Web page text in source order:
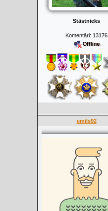
Stāstnieks
Komentāri: 13176
emils92